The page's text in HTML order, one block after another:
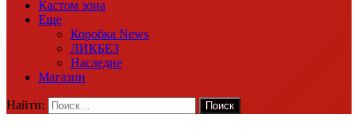
Кастом зона
Еще
Коробка News
ЛИКБЕЗ
Наследие
Магазин
Найти: